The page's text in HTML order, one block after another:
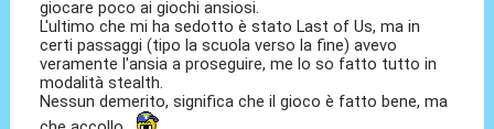
giocare poco ai giochi ansiosi.
L'ultimo che mi ha sedotto è stato Last of Us, ma in
certi passaggi (tipo la scuola verso la fine) avevo
veramente l'ansia a proseguire, me lo so fatto tutto in
modalità stealth.
Nessun demerito, significa che il gioco è fatto bene, ma